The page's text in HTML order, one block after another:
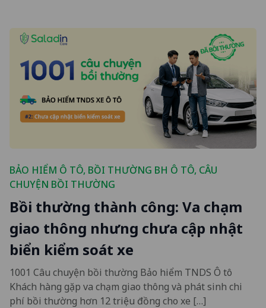
BẢO HIỂM Ô TÔ, BỒI THƯỜNG BH Ô TÔ, CÂU
CHUYỆN BỒI THƯỜNG
Bồi thường thành công: Va chạm
giao thông nhưng chưa cập nhật
biển kiểm soát xe
1001 Câu chuyện bồi thường Bảo hiểm TNDS Ô tô
Khách hàng gặp va chạm giao thông và phát sinh chi
phí bồi thường hơn 12 triệu đồng cho xe […]